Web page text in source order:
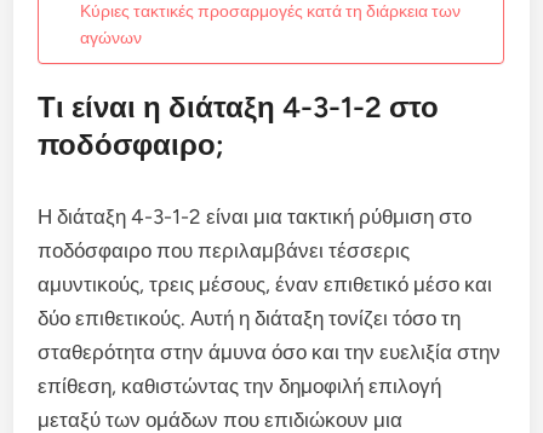
Κύριες τακτικές προσαρμογές κατά τη διάρκεια των
αγώνων
Τι είναι η διάταξη 4-3-1-2 στο
ποδόσφαιρο;
Η διάταξη 4-3-1-2 είναι μια τακτική ρύθμιση στο
ποδόσφαιρο που περιλαμβάνει τέσσερις
αμυντικούς, τρεις μέσους, έναν επιθετικό μέσο και
δύο επιθετικούς. Αυτή η διάταξη τονίζει τόσο τη
σταθερότητα στην άμυνα όσο και την ευελιξία στην
επίθεση, καθιστώντας την δημοφιλή επιλογή
μεταξύ των ομάδων που επιδιώκουν μια